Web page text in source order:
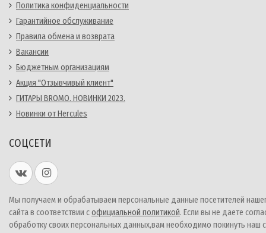
Политика конфиденциальности
Гарантийное обслуживание
Правила обмена и возврата
Вакансии
Бюджетным организациям
Акция "Отзывчивый клиент"
ГИТАРЫ BROMO. НОВИНКИ 2023.
Новинки от Hercules
СОЦСЕТИ
Мы получаем и обрабатываем персональные данные посетителей
сайта в соответствии софициальной политикой. Если вы не даете
обработку своих персональных данных,вам необходимо покинуть наш